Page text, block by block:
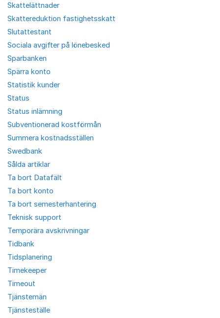
Skattelättnader
Skattereduktion fastighetsskatt
Slutattestant
Sociala avgifter på lönebesked
Sparbanken
Spärra konto
Statistik kunder
Status
Status inlämning
Subventionerad kostförmån
Summera kostnadsställen
Swedbank
Sålda artiklar
Ta bort Datafält
Ta bort konto
Ta bort semesterhantering
Teknisk support
Temporära avskrivningar
Tidbank
Tidsplanering
Timekeeper
Timeout
Tjänstemän
Tjänsteställe